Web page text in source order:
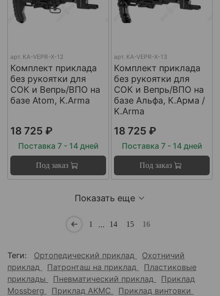
арт. KA-VEPR-X-12
Комплект приклада
без рукоятки для
СОК и Вепрь/ВПО на
базе Atom, K.Arma
18 725 ₽
Поставка 7 - 14 дней
Под заказ
арт. KA-VEPR-X-13
Комплект приклада
без рукоятки для
СОК и Вепрь/ВПО на
базе Альфа, К.Арма /
K.Arma
18 725 ₽
Поставка 7 - 14 дней
Под заказ
Показать еще
1 … 14 15 16
Теги: Ортопедический приклад
Охотничий
приклад
Патронташ на приклад
Пластиковые
приклады
Пневматический приклад
Приклад
Mossberg
Приклад АКМС
Приклад винтовки